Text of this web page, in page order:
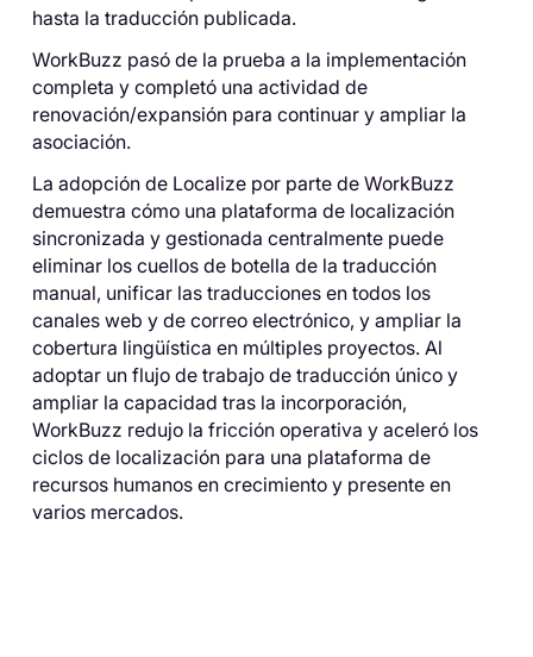
hasta la traducción publicada.
WorkBuzz pasó de la prueba a la implementación
completa y completó una actividad de
renovación/expansión para continuar y ampliar la
asociación.
La adopción de Localize por parte de WorkBuzz
demuestra cómo una plataforma de localización
sincronizada y gestionada centralmente puede
eliminar los cuellos de botella de la traducción
manual, unificar las traducciones en todos los
canales web y de correo electrónico, y ampliar la
cobertura lingüística en múltiples proyectos. Al
adoptar un flujo de trabajo de traducción único y
ampliar la capacidad tras la incorporación,
WorkBuzz redujo la fricción operativa y aceleró los
ciclos de localización para una plataforma de
recursos humanos en crecimiento y presente en
varios mercados.